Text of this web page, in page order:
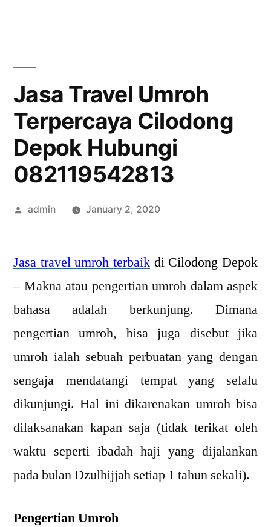
Jasa Travel Umroh
Terpercaya Cilodong
Depok Hubungi
082119542813
Posted
admin January 2, 2020
Jasa travel umroh terbaik di Cilodong Depok
– Makna atau pengertian umroh dalam aspek
bahasa adalah berkunjung. Dimana
pengertian umroh, bisa juga disebut jika
umroh ialah sebuah perbuatan yang dengan
sengaja mendatangi tempat yang selalu
dikunjungi. Hal ini dikarenakan umroh bisa
dilaksanakan kapan saja (tidak terikat oleh
waktu seperti ibadah haji yang dijalankan
pada bulan Dzulhijjah setiap 1 tahun sekali).
Pengertian Umroh